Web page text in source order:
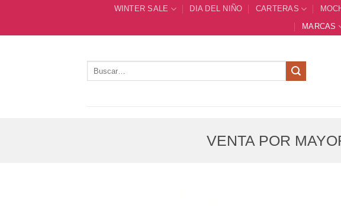
contenido
WINTER SALE DIA DEL NIÑO CARTERAS
MARCAS
VENTA POR